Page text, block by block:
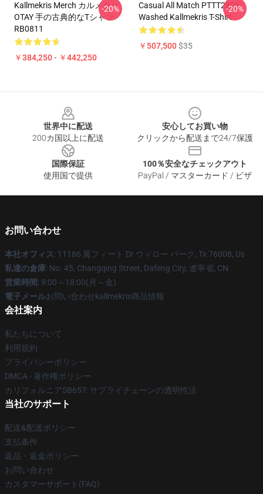
Kallmekris Merch カルメクリ
OTAY 手の古典的なTシャツ
RB0811
￥384,250 - ￥442,250
-20%
Casual All Match PTTT2805
Washed Kallmekris T-Shirt
￥507,500$35
-20%
世界中に配送
200カ国以上に配送
安心してお買い物
クリックから配送まで24/7保護
国際保証
使用国で提供
100％安全なチェックアウト
PayPal / マスターカード / ビザ
お問い合わせ
本社オフィス: 11186 翼フィート Dr ウィロー パーク, Tx 76008, Us
私達の倉庫: No. 45, Changqing Street, Dafeng City, 遼寧省, CN
営業時間: 9:00～18:00(月～金)
電子メールお問い合わせkallmekris商品情報
会社案内
私たちについて
利用規約
プライバシーポリシー
DMCA - 著作権ポリシー
カリフォルニアSB657: サプライチェーンの透明性法
当社のサポート
配送&配送ポリシー
支払条件
返品・返金ポリシー
お問い合わせ
カスタマーサポート(FAQ)